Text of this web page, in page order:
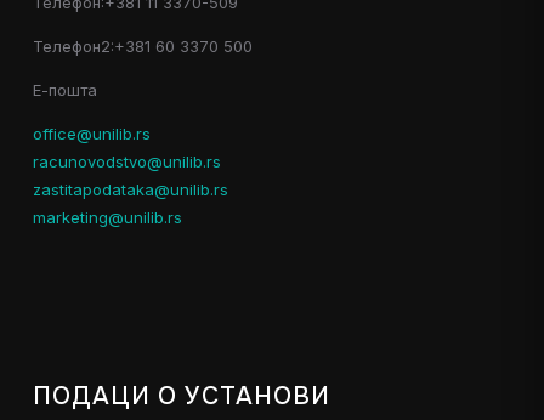
Телефон2:+381 60 3370 500
Е-пошта
office@unilib.rs
racunovodstvo@unilib.rs
zastitapodataka@unilib.rs
marketing@unilib.rs
ПОДАЦИ О УСТАНОВИ